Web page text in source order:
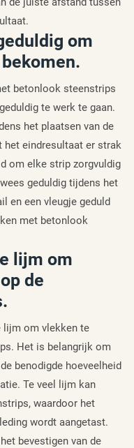
om
betonlook steenstrips
te werk te gaan.
het plaatsen van de
het eindresultaat er strak
om elke strip zorgvuldig
geduldig tijdens het
en een vleugje geduld
met betonlook
lijm om
de
lijm om vlekken te
Het is belangrijk om
benodigde hoeveelheid
Te veel lijm kan
waardoor het
wordt aangetast.
bevestigen van de